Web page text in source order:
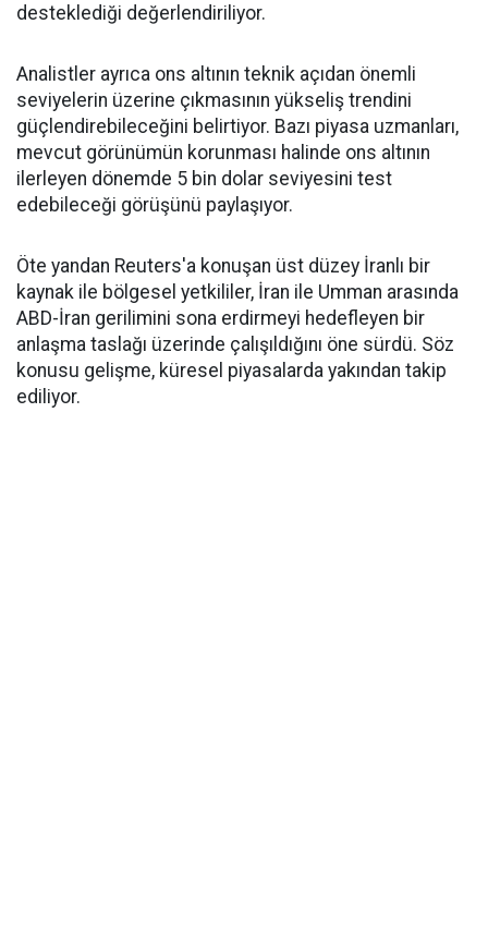
desteklediği değerlendiriliyor.
Analistler ayrıca ons altının teknik açıdan önemli
seviyelerin üzerine çıkmasının yükseliş trendini
güçlendirebileceğini belirtiyor. Bazı piyasa uzmanları,
mevcut görünümün korunması halinde ons altının
ilerleyen dönemde 5 bin dolar seviyesini test
edebileceği görüşünü paylaşıyor.
Öte yandan Reuters'a konuşan üst düzey İranlı bir
kaynak ile bölgesel yetkililer, İran ile Umman arasında
ABD-İran gerilimini sona erdirmeyi hedefleyen bir
anlaşma taslağı üzerinde çalışıldığını öne sürdü. Söz
konusu gelişme, küresel piyasalarda yakından takip
ediliyor.